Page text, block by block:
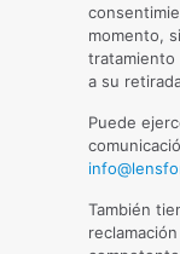
momento,
tratamiento
a su
Puede
También